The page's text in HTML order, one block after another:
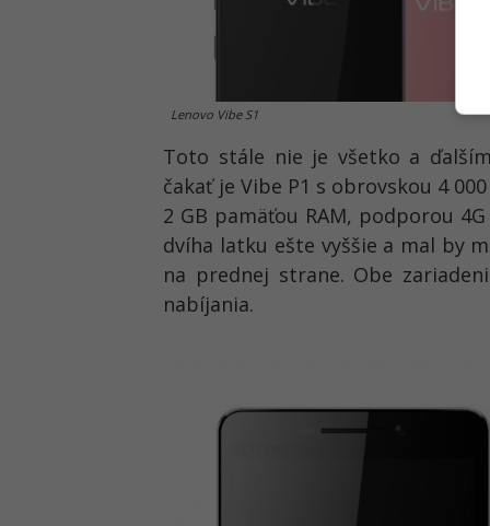
Lenovo Vibe S1
Toto stále nie je všetko a
čakať je Vibe P1 s obrovskou 4
2 GB pamäťou RAM, podporou
dvíha latku ešte vyššie a mal by
na prednej strane. Obe
nabíjania.